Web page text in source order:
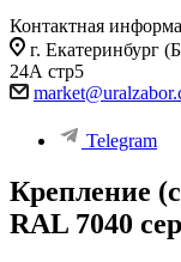
Контактная
г. Екатеринбург
24А стр5
Telegram
Крепление
RAL 7040